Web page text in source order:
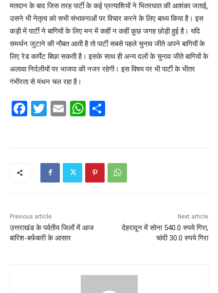
मतदान के बाद जिस तरह पार्टी के कई प्रत्याशियों ने भितरघात की आशंका जताई,
उसने भी नेतृत्व को सभी संभावनाओं पर विचार करने के लिए बाध्य किया है। इस
कड़ी में पार्टी ने बागियों के लिए मन में कहीं न कहीं कुछ जगह छोड़ी हुई है। यदि
समर्थन जुटाने की नौबत आती है तो पार्टी सबसे पहले चुनाव जीते अपने बागियों के
लिए रेड कार्पेट बिछा सकती है। इसके साथ ही अन्य दलों के चुनाव जीते बागियों के
अलावा निर्दलीयों पर भाजपा की नजर रहेगी। इस विषय पर भी पार्टी के भीतर
गंभीरता से मंथन चल रहा है।
F
k
T
E
W
A
p
Previous article
उत्तराखंड के पर्वतीय जिलों में आज
बारिश-बर्फबारी के आसार
Next article
देहरादून में सोना 540.0 रुपये गिरा,
चांदी 30.0 रुपये गिरा